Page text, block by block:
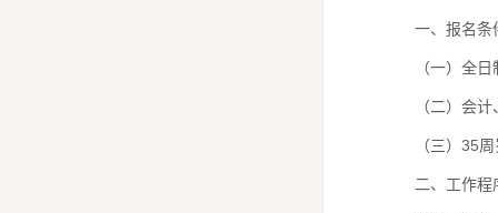
一、报名条
（一）全
（二）会
（三）35
二、工作程